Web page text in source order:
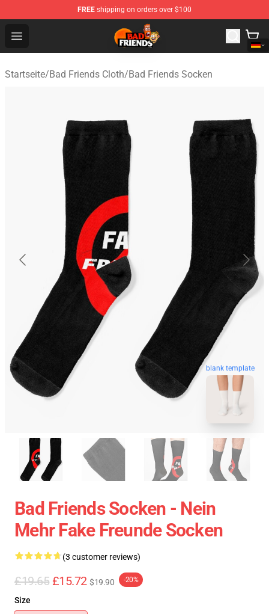
FREE shipping on orders over $100
Open menu
Bad Friends Shop - Official Bad Friends Merchandise
Startseite/Bad Friends Cloth/Bad Friends Socken
blank template
Bad Friends Socken - Nein
Mehr Fake Freunde Socken
(3 customer reviews)
£19.65 £15.72 $19.90 -20%
Size